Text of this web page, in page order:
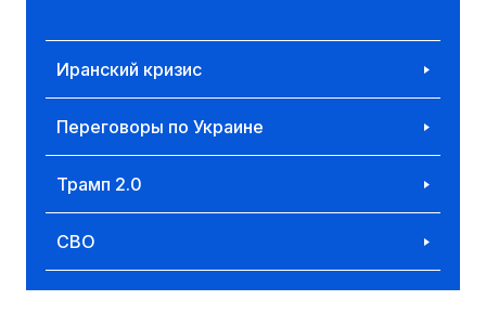
Иранский кризис
Переговоры по Украине
Трамп 2.0
СВО